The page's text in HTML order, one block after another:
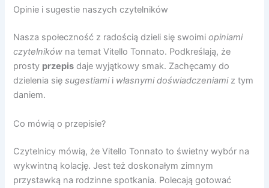
Opinie i sugestie naszych czytelników
Nasza społeczność z radością dzieli się swoimiopiniami
czytelników na temat Vitello Tonnato. Podkreślają, że
prosty przepis daje wyjątkowy smak. Zachęcamy do
dzielenia sięsugestiamii własnymi doświadczeniamiz tym
daniem.
Co mówią o przepisie?
Czytelnicy mówią, że Vitello Tonnato to świetny wybór na
wykwintną kolację. Jest też doskonałym zimnym
przystawką na rodzinne spotkania. Polecają gotować